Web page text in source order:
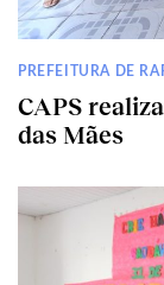
PREFEITURA DE
CAPS
das Mães